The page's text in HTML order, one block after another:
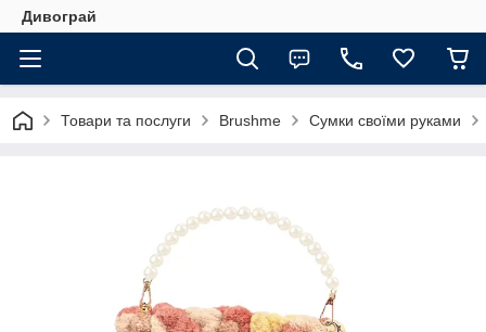
Дивограй
Товари та послуги Brushme Сумки своїми руками